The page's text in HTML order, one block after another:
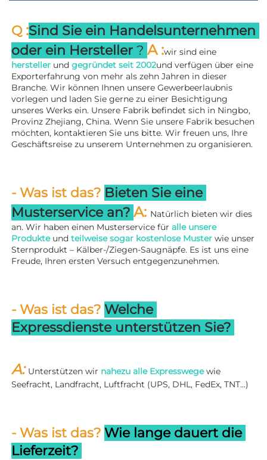
Q :Sind Sie ein Handelsunternehmen
oder ein Hersteller ? A :
hersteller und gegründet seit 2002und verfügen über eine
Exporterfahrung von mehr als zehn Jahren in dieser
Branche. Wir können Ihnen unsere Gewerbeerlaubnis
vorlegen und laden Sie gerne zu einer Besichtigung
unseres Werks ein. Unsere Fabrik befindet sich in Ningbo,
Provinz Zhejiang, China. Wenn Sie unsere Fabrik besuchen
möchten, kontaktieren Sie uns bitte. Wir freuen uns, Ihre
Geschäftsreise zu unserem Unternehmen zu organisieren.
- Was ist das? Bieten Sie eine
Musterservice an? A: Natürlich bieten wir dies
an. Wir haben einen Musterservice für alle unsere
Produkte und teilweise sogar kostenlose Muster wie unser
Sternprodukt – Kälber-/Ziegen-Saugnäpfe. Es ist uns eine
Freude, Ihren ersten Versuch entgegenzunehmen.
- Was ist das? Welche
Expressdienste unterstützen Sie?
A: Unterstützen wir nahezu alle Expresswege wie
Seefracht, Landfracht, Luftfracht (UPS, DHL, FedEx, TNT...)
- Was ist das? Wie lange dauert die
Lieferzeit?